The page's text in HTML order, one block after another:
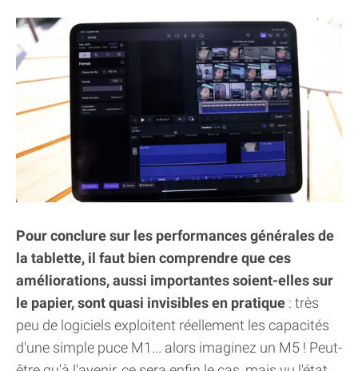
Pour conclure sur les performances générales de
la tablette, il faut bien comprendre que ces
améliorations, aussi importantes soient-elles sur
le papier, sont quasi invisibles en pratique : très
peu de logiciels exploitent réellement les capacités
d'une simple puce M1... alors imaginez un M5 ! Peut-